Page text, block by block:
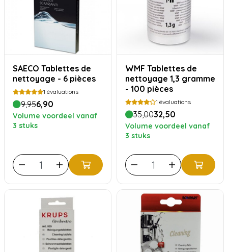
SAECO Tablettes de
nettoyage - 6 pièces
1 évaluations
9,956,90
Volume voordeel vanaf
3 stuks
WMF Tablettes de
nettoyage 1,3 gramme
- 100 pièces
1 évaluations
35,0032,50
Volume voordeel vanaf
3 stuks